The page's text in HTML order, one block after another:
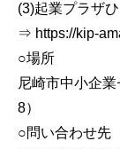
(3)起業プラザ
⇒ https://kip-
○場所
尼崎市中小企
8）
○問い合わせ先